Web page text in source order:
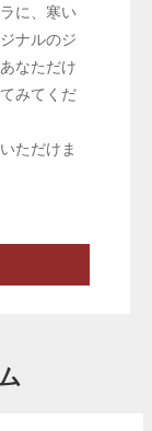
に、寒い
ナルのジ
なただけ
みてくだ
ただけま